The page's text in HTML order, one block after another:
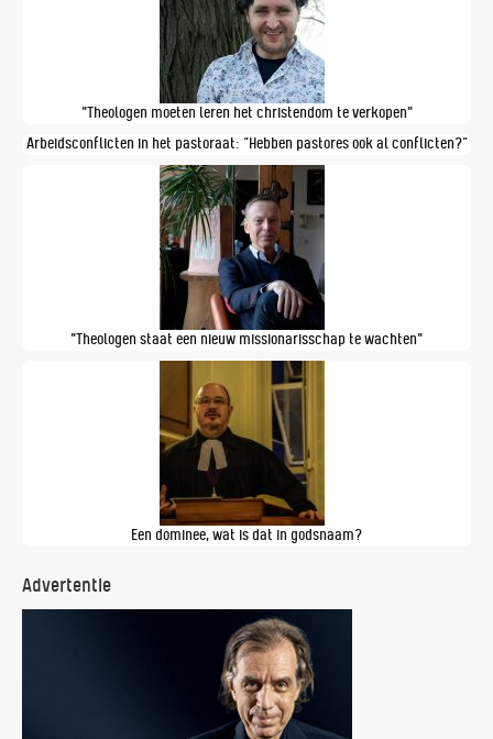
"Theologen moeten leren het christendom te verkopen"
Arbeidsconflicten in het pastoraat: “Hebben pastores ook al conflicten?”
"Theologen staat een nieuw missionarisschap te wachten"
Een dominee, wat is dat in godsnaam?
Advertentie